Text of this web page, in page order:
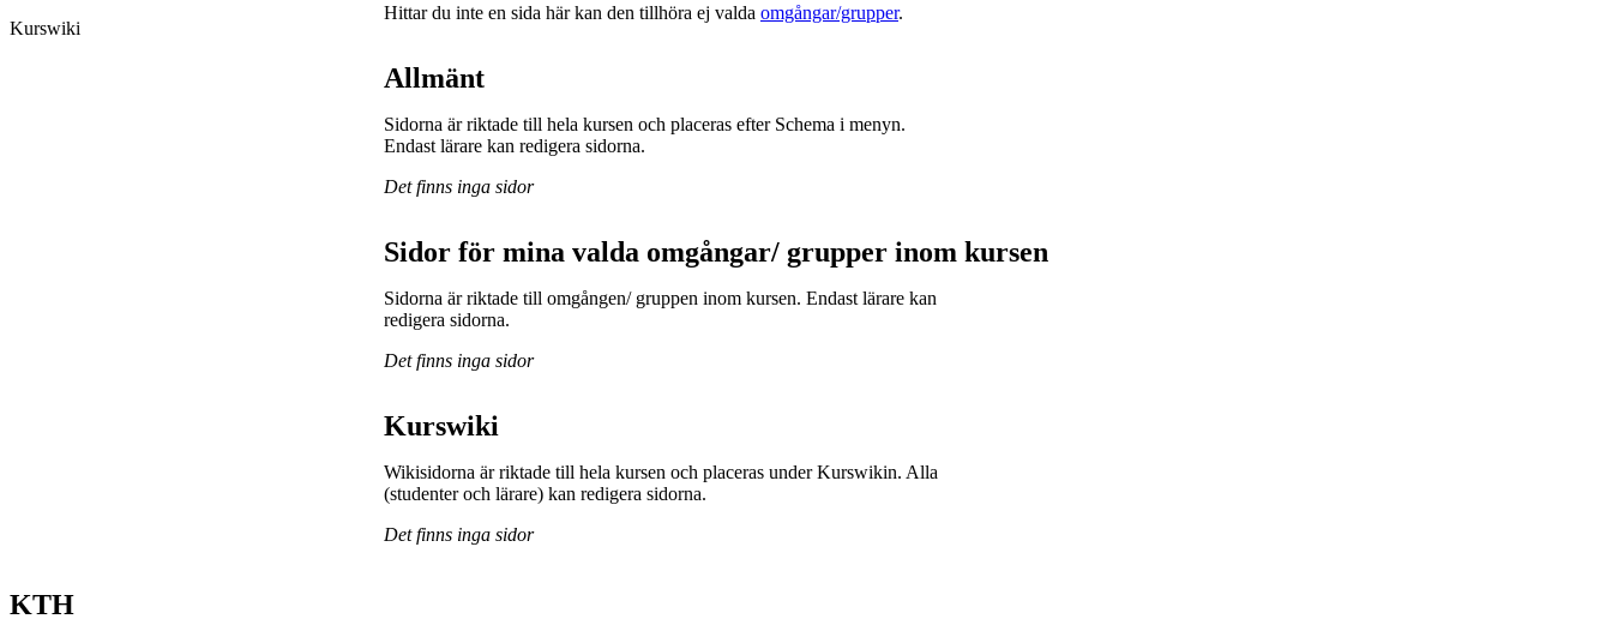
Hittar du inte en sida här kan den tillhöra ej valda omgångar/grupper.
Allmänt
Sidorna är riktade till hela kursen och placeras efter Schema i menyn.
Endast lärare kan redigera sidorna.
Det finns inga sidor
Sidor för mina valda omgångar/ grupper inom kursen
Sidorna är riktade till omgången/ gruppen inom kursen. Endast lärare kan
redigera sidorna.
Det finns inga sidor
Kurswiki
Wikisidorna är riktade till hela kursen och placeras under Kurswikin. Alla
(studenter och lärare) kan redigera sidorna.
Det finns inga sidor
Kurswiki
KTH